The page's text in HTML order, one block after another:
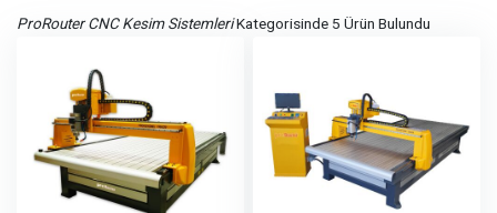
ProRouter CNC Kesim SistemleriKategorisinde 5 Ürün Bulundu